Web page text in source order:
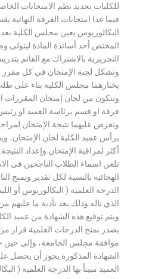
للكليات تحديد نظم الامتحانات
فيما عدا امتحانات الفرقة النهائية
البكالوريوس يعين مجلس الكلية
المختص أحد أساتذة المادة ليتولى
التحريرية بالاشتراك مع القائم
وتشكل لجنة الإمتحان في كل
يختارهما مجلس الكلية بناء على
وتتكون من لجان إمتحان المقررات
فرقة او قسم برئاسة العميد او
وتعرض عليهما نتيجة الإمتحان
يرأس عميد الكلية لجان
أكثر لمراقبة الإمتحان وإعداد النتيجة.
تلعن اسماء الطلاب الناجحين فى
الهجائيه بالنسبة لكل تقدير ويمنح
الدرجة العلمية ( البكالوريوس أو
الذي ناله وذلك بعد تأدية ما عليهم
ويتم توقيع هذه الشهادة من عميد
يصدر بمنح الدرجات العلمية قرار
موافقة مجلس الجامعة، وإلى
الشهادة المذكورة يجوز أن يحصل
العميد مبيناً بها الدرجة العلمية (